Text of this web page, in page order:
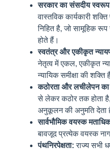
सरकार का संसदीय
वास्तविक कार्यकारी
निहित है, जो सामूहिक
होते हैं।
स्वतंत्र और एकीकृत
नेतृत्व में एकल, एकीकृत
न्यायिक समीक्षा की शक्ति
कठोरता और लचीलेपन का
से लेकर कठोर तक होता
अनुकूलन की अनुमति देता
सार्वभौमिक वयस्क
बावजूद प्रत्येक वयस्क
पंथनिरपेक्षता: राज्य सभी